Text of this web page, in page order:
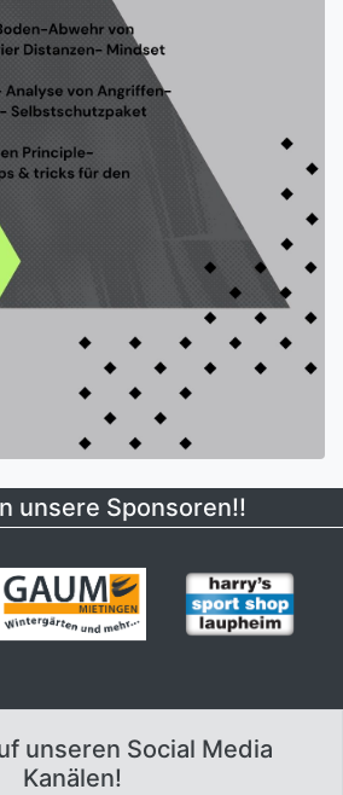
unsere Sponsoren!!
unseren Social Media
Kanälen!